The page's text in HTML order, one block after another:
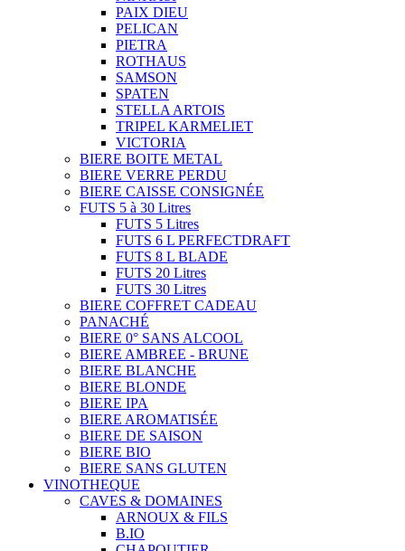
PAIX DIEU
PELICAN
PIETRA
ROTHAUS
SAMSON
SPATEN
STELLA ARTOIS
TRIPEL KARMELIET
VICTORIA
BIERE BOITE METAL
BIERE VERRE PERDU
BIERE CAISSE CONSIGNÉE
FUTS 5 à 30 Litres
FUTS 5 Litres
FUTS 6 L PERFECTDRAFT
FUTS 8 L BLADE
FUTS 20 Litres
FUTS 30 Litres
BIERE COFFRET CADEAU
PANACHÉ
BIERE 0° SANS ALCOOL
BIERE AMBREE - BRUNE
BIERE BLANCHE
BIERE BLONDE
BIERE IPA
BIERE AROMATISÉE
BIERE DE SAISON
BIERE BIO
BIERE SANS GLUTEN
VINOTHEQUE
CAVES & DOMAINES
ARNOUX & FILS
B.IO